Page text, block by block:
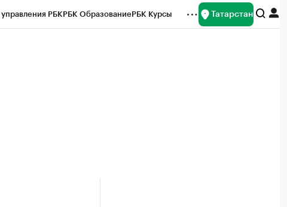
РБКРБК ОбразованиеРБК Курсы Татарстан